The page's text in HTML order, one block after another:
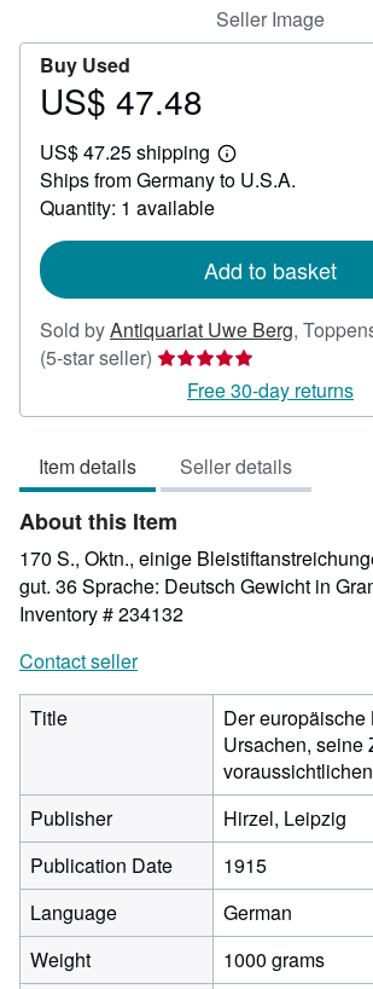
Seller Image
Buy Used
Price
47.48
US$ 47.48
US$ 47.25 shipping
Learn
more
Ships from Germany to U.S.A.
Quantity: 1 available
Add to basket
Sold byAntiquariat Uwe Berg,
(5-star seller) Seller
rating
5
5
stars
Free 30-day returns
Item details Seller details
About this Item
170 S., Oktn., einige
gut. 36 Sprache: Deutsch Gewicht in
Inventory # 234132
Contact seller
Title
Der
Ursachen, seine
Publisher
Hirzel, Leipzig
Publication Date
1915
Language
German
Weight
1000 grams